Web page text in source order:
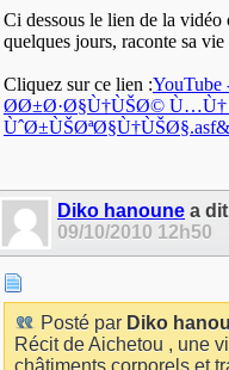
Ci dessous le lien de la
quelques jours, raconte sa vie
Cliquez sur ce lien :
ØØ±Ø·Ø§Ù†ÙŠØ© Ù…Ù†
Diko hanoune a
09/10/2010 12h50
Posté par Diko
Récit de Aichetou , une
châtiments corporels et